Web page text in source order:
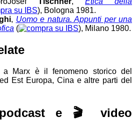
), Bologna 1981.
, Uomo e natura. Appunti per una
( ), Milano 1980.
a Marx è il fenomeno storico del
Est Europa, Cina e altre parti del
podcast e 🎬 video